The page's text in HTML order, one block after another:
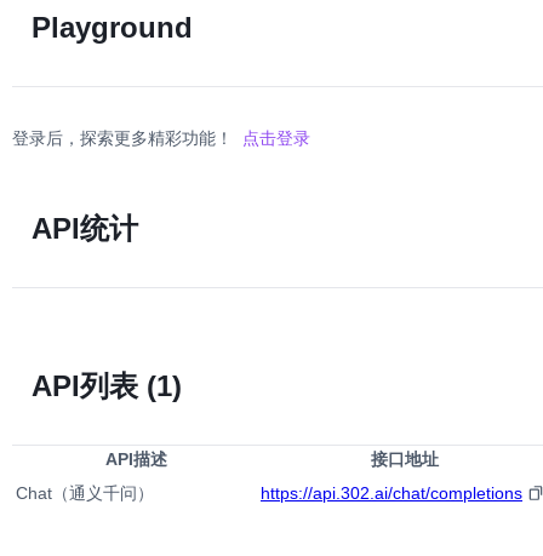
Playground
登录后，探索更多精彩功能！ 点击登录
API统计
API列表 (1)
API描述
接口地址
Chat（通义千问）
https://api.302.ai/chat/completions